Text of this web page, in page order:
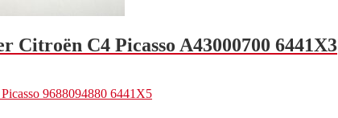
Citroën C4 Picasso A43000700 6441X3